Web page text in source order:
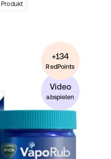
Produkt
Video
abspielen
+134
RedPoints